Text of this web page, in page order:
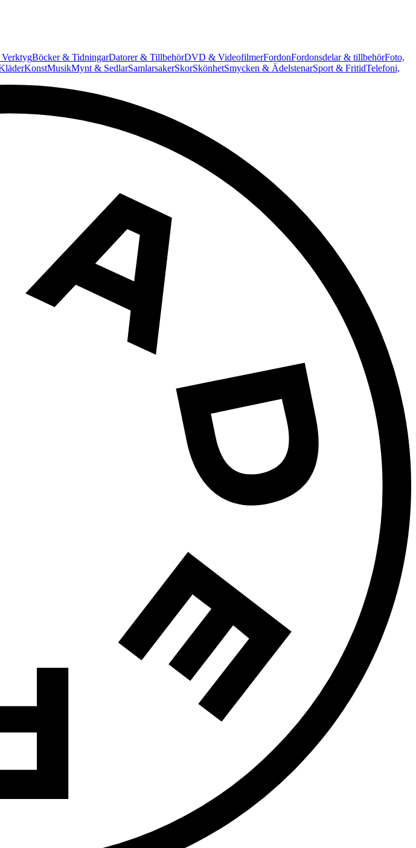
Böcker & TidningarDatorer & TillbehörDVD & VideofilmerFordonFordonsdelar & tillbehörFoto,
KonstMusikMynt & SedlarSamlarsakerSkorSkönhetSmycken & ÄdelstenarSport & FritidTelefoni,